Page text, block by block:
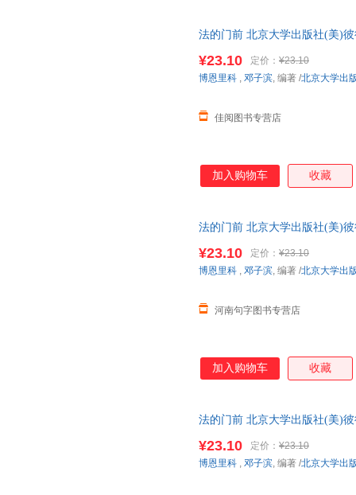
法的门前 北京大学出版社(美)
¥23.10 定价： ¥23.10
佳阅图书专营店
博恩里科 , 邓子滨, 编著 /北京大学出
加入购物车 收藏
法的门前 北京大学出版社(美)
¥23.10 定价： ¥23.10
河南句字图书专营店
博恩里科 , 邓子滨, 编著 /北京大学出
加入购物车 收藏
法的门前 北京大学出版社(美)
¥23.10 定价： ¥23.10
博恩里科 , 邓子滨, 编著 /北京大学出